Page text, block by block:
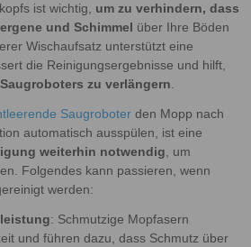
ist wichtig, um zu verhindern, dass
und Schimmel über Ihre Böden
Wischaufsatz unterstützt eine
die Reinigungsergebnisse und hilft,
zu verlängern
Saugroboter den Mopp nach
automatisch ausspülen, ist eine
weiterhin notwendig , um
Folgendes kann passieren, wenn
werden:
: Schmutzige Mopfasern
und führen dazu, dass Schmutz über